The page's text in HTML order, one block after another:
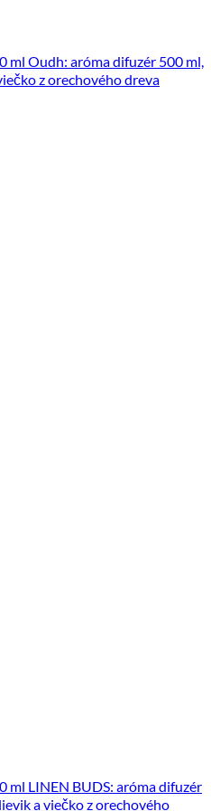
ml Oudh: aróma difuzér 500 ml,
z orechového dreva
ml LINEN BUDS: aróma difuzér
a viečko z orechového